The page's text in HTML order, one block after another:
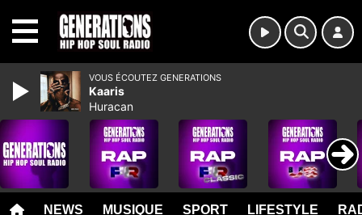
NEWS MUSIQUE SPORT LIFESTYLE
VOUS ÉCOUTEZ GENERATIONS
Kaaris
Huracan